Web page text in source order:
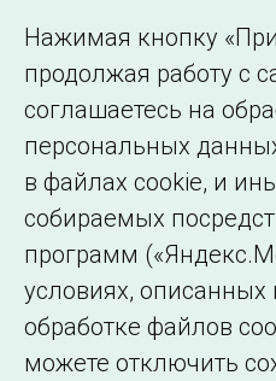
Нажимая кнопку
продолжая работу с
соглашаетесь на
персональных
в файлах cookie, и
собираемых
программ
условиях, описанных
обработке файлов
можете отключить